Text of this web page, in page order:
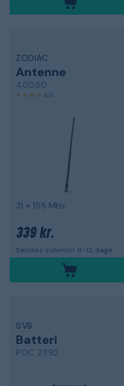
ZODIAC
Antenne
40080
4,0
31 + 155 MHz
339 kr.
Sendes indenfor 8-12 dage
SVB
Batteri
POC 21192